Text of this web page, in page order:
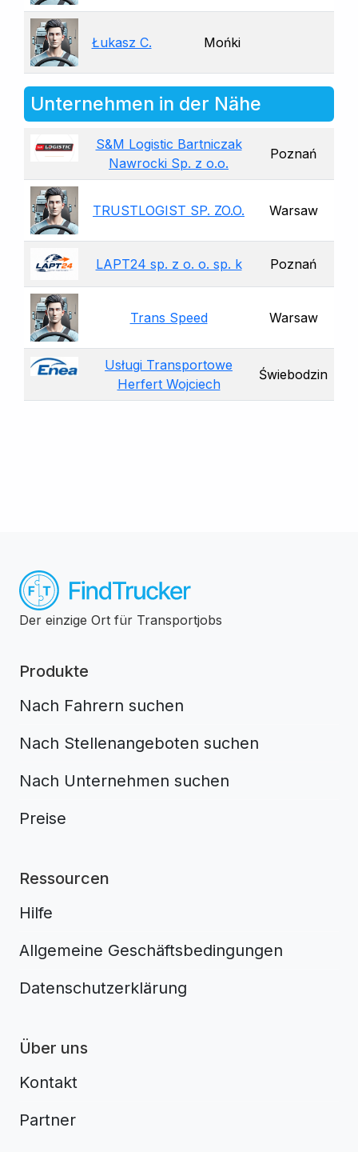
Łukasz C. Mońki
Unternehmen in der Nähe
S&M Logistic Bartniczak
Nawrocki Sp. z o.o.
Poznań
TRUSTLOGIST SP. ZO.O. Warsaw
LAPT24 sp. z o. o. sp. k Poznań
Trans Speed Warsaw
Usługi Transportowe
Herfert Wojciech
Świebodzin
Der einzige Ort für Transportjobs
Produkte
Nach Fahrern suchen
Nach Stellenangeboten suchen
Nach Unternehmen suchen
Preise
Ressourcen
Hilfe
Allgemeine Geschäftsbedingungen
Datenschutzerklärung
Über uns
Kontakt
Partner